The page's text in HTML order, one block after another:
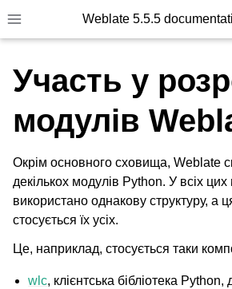
Toggle site navigation sidebar
Weblate 5.5.5
Участь у
модулів
Окрім основного сховища, Weblate
декількох модулів Python. У всіх
використано однакову структуру, а
стосується їх усіх.
Це, наприклад, стосується таки
wlc, клієнтська бібліотека Python,